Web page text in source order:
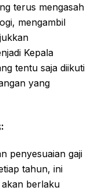
terus mengasah
mengambil
Kepala
tentu saja diikuti
yang
penyesuaian gaji
tahun, ini
berlaku